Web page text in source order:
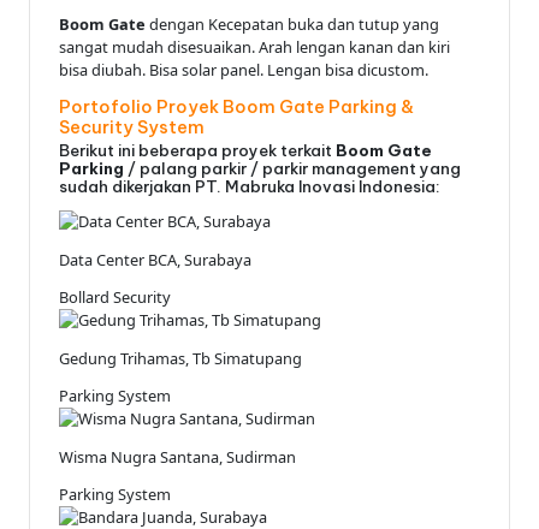
Boom Gate dengan Kecepatan buka dan tutup yang
sangat mudah disesuaikan. Arah lengan kanan dan kiri
bisa diubah. Bisa solar panel. Lengan bisa dicustom.
Portofolio Proyek Boom Gate Parking &
Security System
Berikut ini beberapa proyek terkait Boom Gate
Parking / palang parkir / parkir management yang
sudah dikerjakan PT. Mabruka Inovasi Indonesia:
Data Center BCA, Surabaya
Bollard Security
Gedung Trihamas, Tb Simatupang
Parking System
Wisma Nugra Santana, Sudirman
Parking System